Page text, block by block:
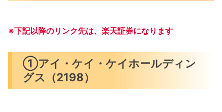
※下記以降のリンク先は、楽天証券になります
①アイ・ケイ・ケイホールディン
グス（2198）